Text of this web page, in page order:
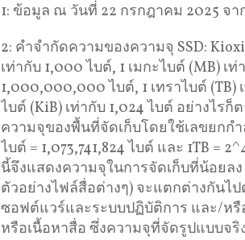
1: ข้อมูล ณ วันที่ 22 กรกฎาคม 2025 จ
2: คำจำกัดความของความจุ SSD:
เท่ากับ 1,000 ไบต์, 1 เมกะไบต์ (MB) เ
1,000,000,000 ไบต์, 1 เทราไบต์
ไบต์ (KiB) เท่ากับ 1,024 ไบต์ อย่างไร
ความจุของพื้นที่จัดเก็บโดยใช้เลขยกก
ไบต์ = 1,073,741,824 ไบต์ และ 1TB =
นี้จึงแสดงความจุในการจัดเก็บที่น้อยล
ตัวอย่างไฟล์สื่อต่างๆ) จะแตกต่างกันไ
ซอฟต์แวร์และระบบปฏิบัติการ และ/ห
หรือเนื้อหาสื่อ ซึ่งความจุที่จัดรูปแบบจ